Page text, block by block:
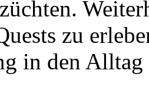
zu
in den